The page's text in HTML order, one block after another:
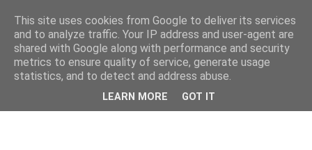
This site uses cookies from Google to deliver its services
and to analyze traffic. Your IP address and user-agent are
shared with Google along with performance and security
metrics to ensure quality of service, generate usage
statistics, and to detect and address abuse.
LEARN MORE GOT IT